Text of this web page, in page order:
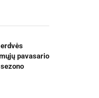
pavasario